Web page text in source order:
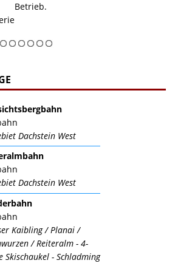
Dachstein West
Dachstein West
Kaibling / Planai /
/ Reiteralm - 4-
Skischaukel - Schladming